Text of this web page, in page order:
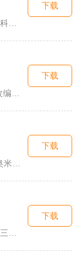
下载
下载
下载
爱养成3属于爱养成系列第三部单机模拟养成手游，故事依托天使堕...
下载